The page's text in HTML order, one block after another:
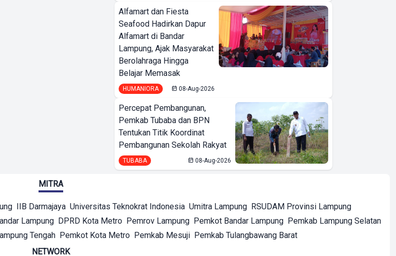
Alfamart dan Fiesta
Seafood Hadirkan Dapur
Alfamart di Bandar
Lampung, Ajak Masyarakat
Berolahraga Hingga
Belajar Memasak
HUMANIORA 08-Aug-2026
Percepat Pembangunan,
Pemkab Tubaba dan BPN
Tentukan Titik Koordinat
Pembangunan Sekolah Rakyat
TUBABA 08-Aug-2026
MITRA
IIB Darmajaya Universitas Teknokrat Indonesia Umitra Lampung RSUDAM Provinsi Lampung
Lampung DPRD Kota Metro Pemrov Lampung Pemkot Bandar Lampung Pemkab Lampung Selatan
Tengah Pemkot Kota Metro Pemkab Mesuji Pemkab Tulangbawang Barat
NETWORK